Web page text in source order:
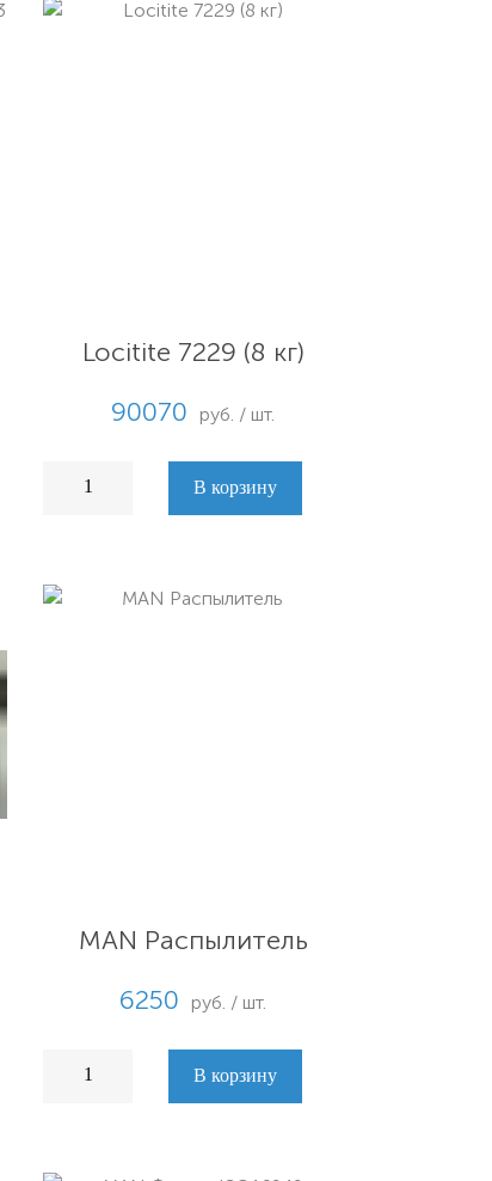
Locitite 7229 (8 кг)
90070
руб. / шт.
В корзину
MAN Распылитель
6250
руб. / шт.
В корзину